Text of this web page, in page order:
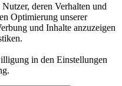
deren Verhalten und
Optimierung unserer
und Inhalte anzuzeigen
in den Einstellungen